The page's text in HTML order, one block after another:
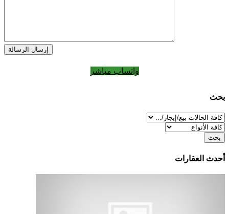
إرسال الرسالة
واتساب مباشر
بحث
بحث
أحدث العقارات